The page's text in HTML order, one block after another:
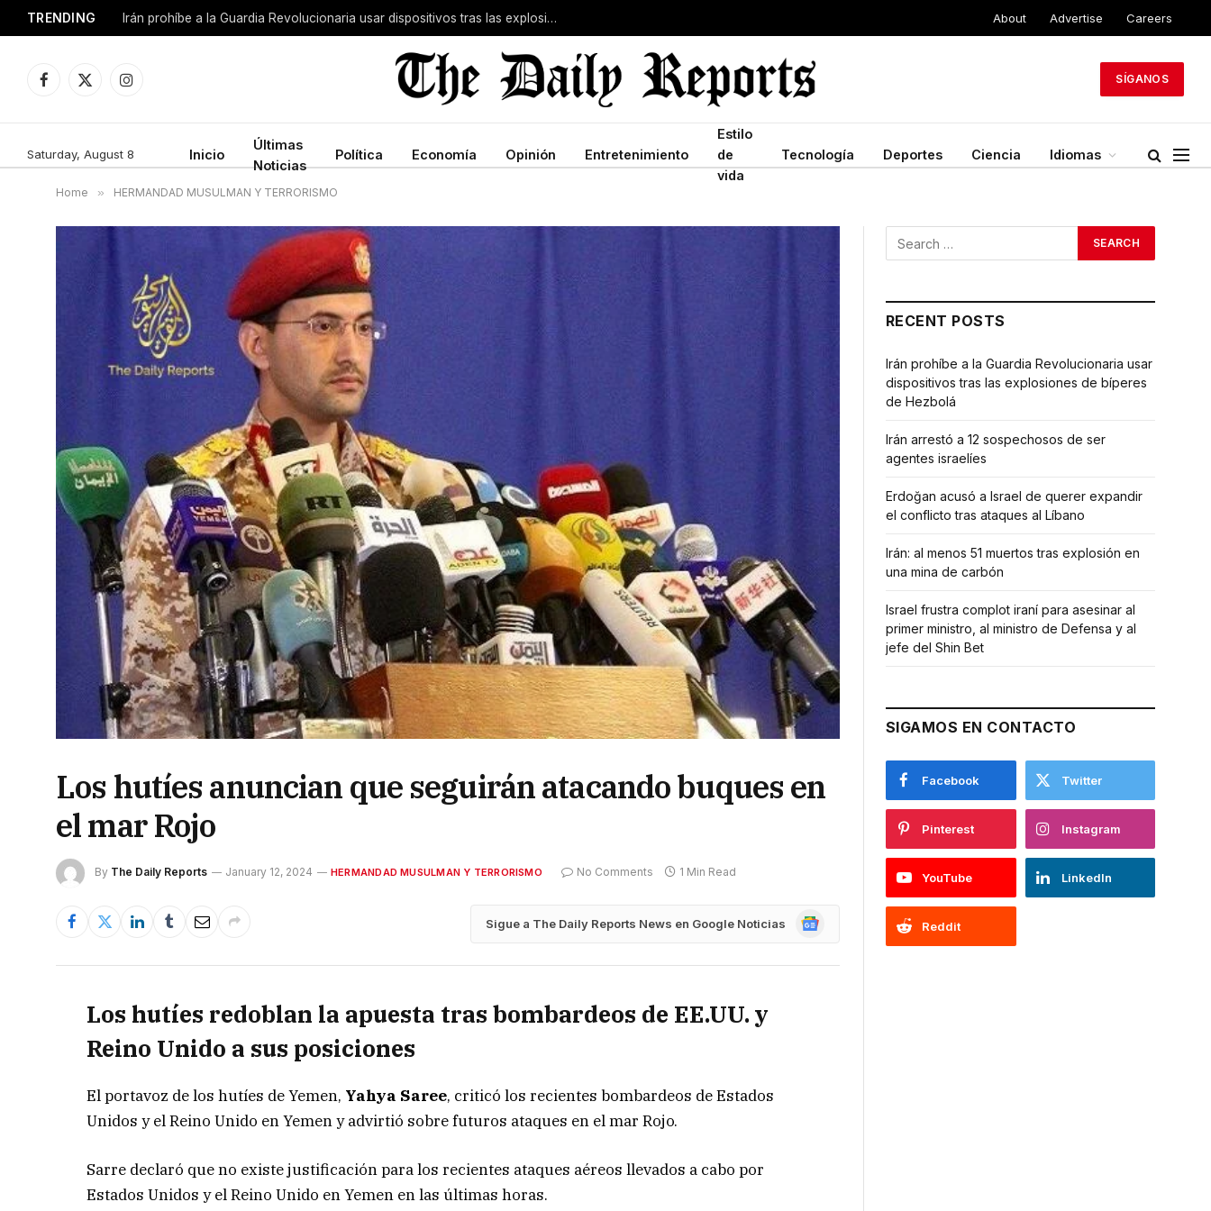
TRENDING Irán prohíbe a la Guardia Revolucionaria usar dispositivos tras las explosiones de bíperes de Hezbolá About Advertise Careers
Facebook
X
Instagram
SÍGANOS
Saturday, August 8 Inicio
Últimas
Noticias
Política Economía Opinión Entretenimiento
Estilo
de
vida
Tecnología Deportes Ciencia Idiomas
Home » HERMANDAD MUSULMAN Y TERRORISMO
Los hutíes anuncian que seguirán atacando buques en
el mar Rojo
By The Daily Reports January 12, 2024 HERMANDAD MUSULMAN Y TERRORISMO No Comments 1 Min Read
Sigue a The Daily Reports News en Google Noticias
Google
Los hutíes redoblan la apuesta tras bombardeos de EE.UU. y
Reino Unido a sus posiciones
El portavoz de los hutíes de Yemen, Yahya Saree, criticó los recientes bombardeos de Estados
Unidos y el Reino Unido en Yemen y advirtió sobre futuros ataques en el mar Rojo.
Sarre declaró que no existe justificación para los recientes ataques aéreos llevados a cabo por
Estados Unidos y el Reino Unido en Yemen en las últimas horas.
RECENT POSTS
Irán prohíbe a la Guardia Revolucionaria usar
dispositivos tras las explosiones de bíperes
de Hezbolá
Irán arrestó a 12 sospechosos de ser
agentes israelíes
Erdoğan acusó a Israel de querer expandir
el conflicto tras ataques al Líbano
Irán: al menos 51 muertos tras explosión en
una mina de carbón
Israel frustra complot iraní para asesinar al
primer ministro, al ministro de Defensa y al
jefe del Shin Bet
SIGAMOS EN CONTACTO
Facebook Twitter
Pinterest Instagram
YouTube LinkedIn
Reddit